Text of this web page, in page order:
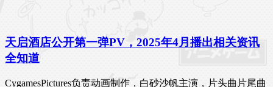
天启酒店公开第一弹PV，2025年4月播出相关资讯
全知道
CygamesPictures负责动画制作，白砂沙帆主演，片头曲片尾曲